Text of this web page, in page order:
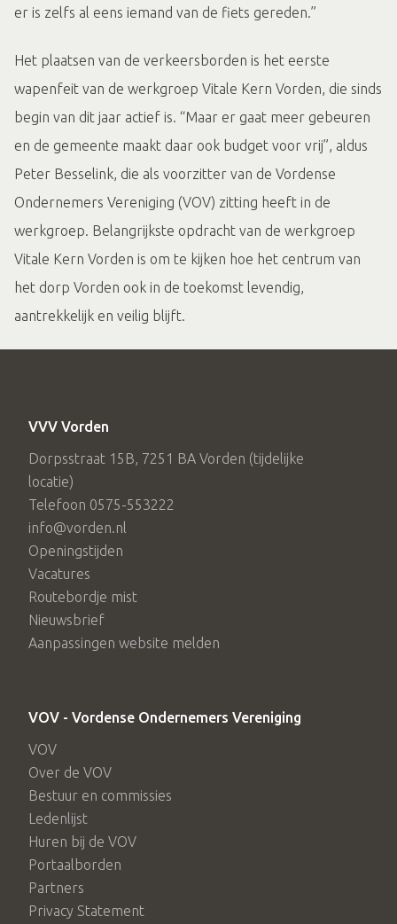
er is zelfs al eens iemand van de fiets gereden.”
Het plaatsen van de verkeersborden is het eerste
wapenfeit van de werkgroep Vitale Kern Vorden, die sinds
begin van dit jaar actief is. “Maar er gaat meer gebeuren
en de gemeente maakt daar ook budget voor vrij”, aldus
Peter Besselink, die als voorzitter van de Vordense
Ondernemers Vereniging (VOV) zitting heeft in de
werkgroep. Belangrijkste opdracht van de werkgroep
Vitale Kern Vorden is om te kijken hoe het centrum van
het dorp Vorden ook in de toekomst levendig,
aantrekkelijk en veilig blijft.
VVV Vorden
Dorpsstraat 15B, 7251 BA Vorden (tijdelijke
locatie)
Telefoon 0575-553222
info@vorden.nl
Openingstijden
Vacatures
Routebordje mist
Nieuwsbrief
Aanpassingen website melden
VOV - Vordense Ondernemers Vereniging
VOV
Over de VOV
Bestuur en commissies
Ledenlijst
Huren bij de VOV
Portaalborden
Partners
Privacy Statement